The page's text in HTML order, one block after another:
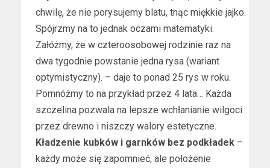
chwilę, że nie porysujemy blatu, tnąc miękkie jajko.
Spójrzmy na to jednak oczami matematyki.
Załóżmy, że w czteroosobowej rodzinie raz na
dwa tygodnie powstanie jedna rysa (wariant
optymistyczny). – daje to ponad 25 rys w roku.
Pomnóżmy to na przykład przez 4 lata… Każda
szczelina pozwala na lepsze wchłanianie wilgoci
przez drewno i niszczy walory estetyczne.
Kładzenie kubków i garnków bez podkładek –
każdy może się zapomnieć, ale położenie